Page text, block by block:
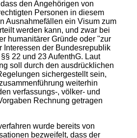
den Angehörigen von
Personen in diesem
Ausnahmefällen ein Visum zum
werden kann, und zwar bei
humanitärer Gründe oder "zur
Interessen der Bundesrepublik
22 und 23 AufenthG. Laut
soll durch den ausdrücklichen
sichergestellt sein,
weiterhin
verfassungs-, völker- und
Rechnung getragen
wurde bereits von
bezweifelt, dass der